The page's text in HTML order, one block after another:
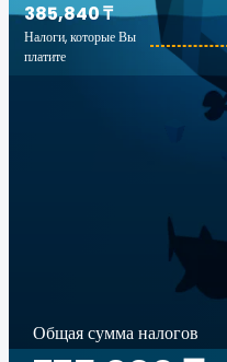
385,840 ₸
Налоги, которые Вы
платите
Общая сумма налогов